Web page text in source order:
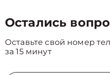
Остались
Оставьте свой номер
за 15 минут